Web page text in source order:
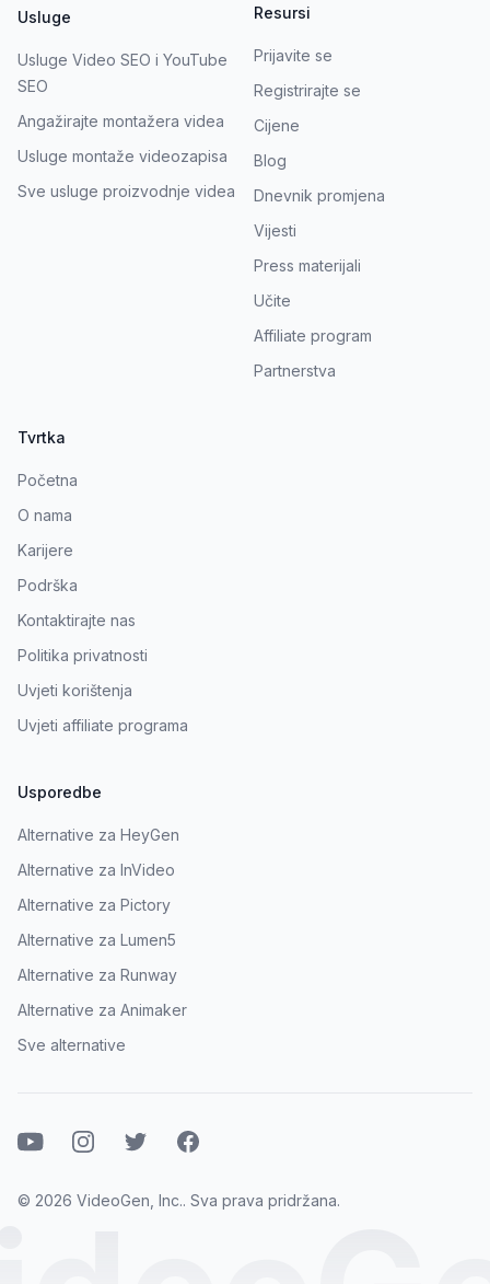
Usluge
Usluge Video SEO i YouTube
SEO
Angažirajte montažera videa
Usluge montaže videozapisa
Sve usluge proizvodnje videa
Resursi
Prijavite se
Registrirajte se
Cijene
Blog
Dnevnik promjena
Vijesti
Press materijali
Učite
Affiliate program
Partnerstva
Tvrtka
Početna
O nama
Karijere
Podrška
Kontaktirajte nas
Politika privatnosti
Uvjeti korištenja
Uvjeti affiliate programa
Usporedbe
Alternative za HeyGen
Alternative za InVideo
Alternative za Pictory
Alternative za Lumen5
Alternative za Runway
Alternative za Animaker
Sve alternative
YoutubeInstagramTwitterFacebook
© 2026 VideoGen, Inc.. Sva prava pridržana.